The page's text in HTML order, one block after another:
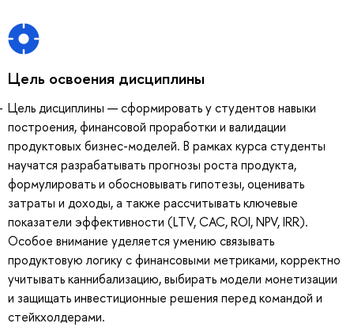
Цель освоения дисциплины
Цель дисциплины — сформировать у студентов навыки
построения, финансовой проработки и валидации
продуктовых бизнес-моделей. В рамках курса студенты
научатся разрабатывать прогнозы роста продукта,
формулировать и обосновывать гипотезы, оценивать
затраты и доходы, а также рассчитывать ключевые
показатели эффективности (LTV, CAC, ROI, NPV, IRR).
Особое внимание уделяется умению связывать
продуктовую логику с финансовыми метриками, корректно
учитывать каннибализацию, выбирать модели монетизации
и защищать инвестиционные решения перед командой и
стейкхолдерами.